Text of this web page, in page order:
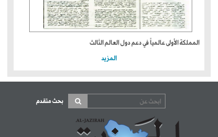
المملكة الأولى عالمياً في دعم دول العالم الثالث
المزيد
بحث متقدم